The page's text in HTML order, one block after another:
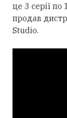
це 3 серії
продав
Studio.